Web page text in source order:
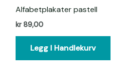
Alfabetplakater pastell
kr89,00
Legg I Handlekurv